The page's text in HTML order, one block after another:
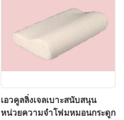
เอวคูลลิ่งเจลเบาะสนับสนุน
หน่วยความจำโฟมหมอนกระดูก